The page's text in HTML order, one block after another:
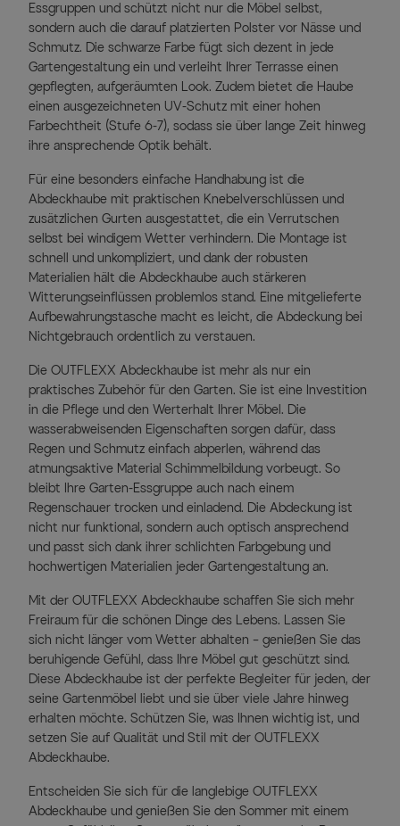
Essgruppen und schützt nicht nur die Möbel selbst,
sondern auch die darauf platzierten Polster vor Nässe und
Schmutz. Die schwarze Farbe fügt sich dezent in jede
Gartengestaltung ein und verleiht Ihrer Terrasse einen
gepflegten, aufgeräumten Look. Zudem bietet die Haube
einen ausgezeichneten UV-Schutz mit einer hohen
Farbechtheit (Stufe 6-7), sodass sie über lange Zeit hinweg
ihre ansprechende Optik behält.
Für eine besonders einfache Handhabung ist die
Abdeckhaube mit praktischen Knebelverschlüssen und
zusätzlichen Gurten ausgestattet, die ein Verrutschen
selbst bei windigem Wetter verhindern. Die Montage ist
schnell und unkompliziert, und dank der robusten
Materialien hält die Abdeckhaube auch stärkeren
Witterungseinflüssen problemlos stand. Eine mitgelieferte
Aufbewahrungstasche macht es leicht, die Abdeckung bei
Nichtgebrauch ordentlich zu verstauen.
Die OUTFLEXX Abdeckhaube ist mehr als nur ein
praktisches Zubehör für den Garten. Sie ist eine Investition
in die Pflege und den Werterhalt Ihrer Möbel. Die
wasserabweisenden Eigenschaften sorgen dafür, dass
Regen und Schmutz einfach abperlen, während das
atmungsaktive Material Schimmelbildung vorbeugt. So
bleibt Ihre Garten-Essgruppe auch nach einem
Regenschauer trocken und einladend. Die Abdeckung ist
nicht nur funktional, sondern auch optisch ansprechend
und passt sich dank ihrer schlichten Farbgebung und
hochwertigen Materialien jeder Gartengestaltung an.
Mit der OUTFLEXX Abdeckhaube schaffen Sie sich mehr
Freiraum für die schönen Dinge des Lebens. Lassen Sie
sich nicht länger vom Wetter abhalten – genießen Sie das
beruhigende Gefühl, dass Ihre Möbel gut geschützt sind.
Diese Abdeckhaube ist der perfekte Begleiter für jeden, der
seine Gartenmöbel liebt und sie über viele Jahre hinweg
erhalten möchte. Schützen Sie, was Ihnen wichtig ist, und
setzen Sie auf Qualität und Stil mit der OUTFLEXX
Abdeckhaube.
Entscheiden Sie sich für die langlebige OUTFLEXX
Abdeckhaube und genießen Sie den Sommer mit einem